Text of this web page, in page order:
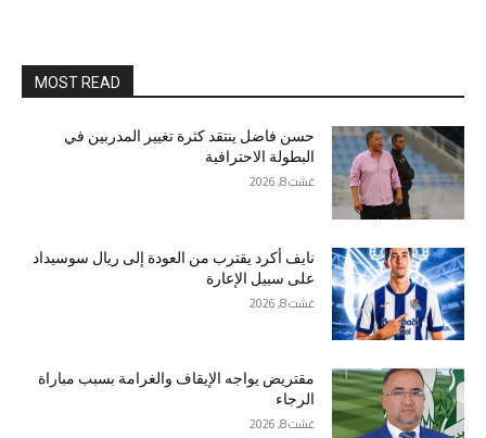
MOST READ
حسن فاضل ينتقد كثرة تغيير المدربين في
البطولة الاحترافية
غشت 8, 2026
نايف أكرد يقترب من العودة إلى ريال سوسيداد
على سبيل الإعارة
غشت 8, 2026
مقتريض يواجه الإيقاف والغرامة بسبب مباراة
الرجاء
غشت 8, 2026